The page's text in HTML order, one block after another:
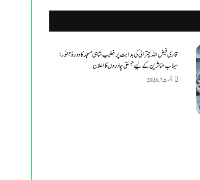
قاری فیض اللہ چترالی کی ہدایت پر خطیب شاہی مسجد کا دورۂ جغور؛
سیلاب متاثرین کے لیے جستی چادروں کا اعلان
اگست 7, 2026